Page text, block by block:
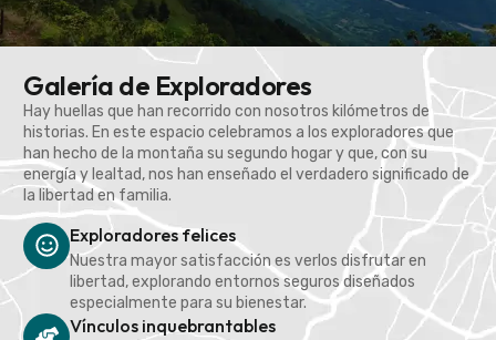
Galería de Exploradores
Hay huellas que han recorrido con nosotros kilómetros de
historias. En este espacio celebramos a los exploradores que
han hecho de la montaña su segundo hogar y que, con su
energía y lealtad, nos han enseñado el verdadero significado de
la libertad en familia.
Exploradores felices
Nuestra mayor satisfacción es verlos disfrutar en
libertad, explorando entornos seguros diseñados
especialmente para su bienestar.
Vínculos inquebrantables